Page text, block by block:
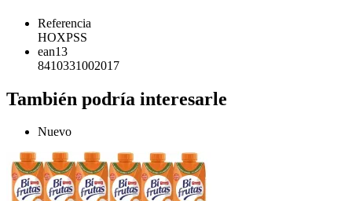
Referencia
HOXPSS
ean13
8410331002017
También podría interesarle
Nuevo